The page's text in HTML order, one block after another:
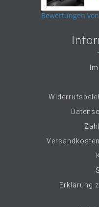
Bewertungen von
Erklärung